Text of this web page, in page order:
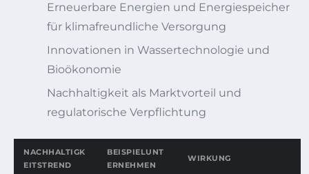
Erneuerbare Energien und Energiespeicher
für klimafreundliche Versorgung
Innovationen in Wassertechnologie und
Bioökonomie
Nachhaltigkeit als Marktvorteil und
regulatorische Verpflichtung
NACHHALTIGK
EITSTREND
BEISPIELUNT
ERNEHMEN
WIRKUNG